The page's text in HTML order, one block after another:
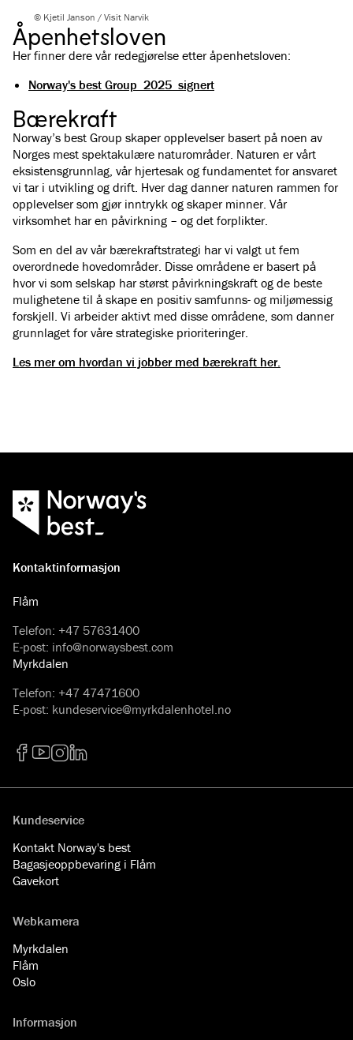
© Kjetil Janson / Visit Narvik
Åpenhetsloven
Her finner dere vår redegjørelse etter åpenhetsloven:
Norway's best Group_2025_signert
Bærekraft
Norway’s best Group skaper opplevelser basert på noen av
Norges mest spektakulære naturområder. Naturen er vårt
eksistensgrunnlag, vår hjertesak og fundamentet for ansvaret
vi tar i utvikling og drift. Hver dag danner naturen rammen for
opplevelser som gjør inntrykk og skaper minner. Vår
virksomhet har en påvirkning – og det forplikter.
Som en del av vår bærekraftstrategi har vi valgt ut fem
overordnede hovedområder. Disse områdene er basert på
hvor vi som selskap har størst påvirkningskraft og de beste
mulighetene til å skape en positiv samfunns- og miljømessig
forskjell. Vi arbeider aktivt med disse områdene, som danner
grunnlaget for våre strategiske prioriteringer.
Les mer om hvordan vi jobber med bærekraft her.
Kontaktinformasjon
Flåm
Telefon: +47 57631400
E-post: info@norwaysbest.com
Myrkdalen
Telefon: +47 47471600
E-post: kundeservice@myrkdalenhotel.no
Kundeservice
Kontakt Norway's best
Bagasjeoppbevaring i Flåm
Gavekort
Webkamera
Myrkdalen
Flåm
Oslo
Informasjon